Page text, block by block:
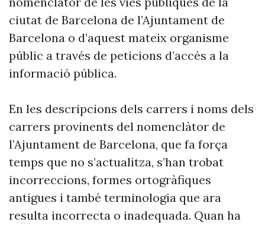
ciutat de Barcelona de l’Ajuntament de
Barcelona o d’aquest mateix organisme
públic a través de peticions d’accés a la
informació pública.
En les descripcions dels carrers i noms dels
carrers provinents del nomenclàtor de
l’Ajuntament de Barcelona, que fa força
temps que no s’actualitza, s’han trobat
incorreccions, formes ortogràfiques
antigues i també terminologia que ara
resulta incorrecta o inadequada. Quan ha